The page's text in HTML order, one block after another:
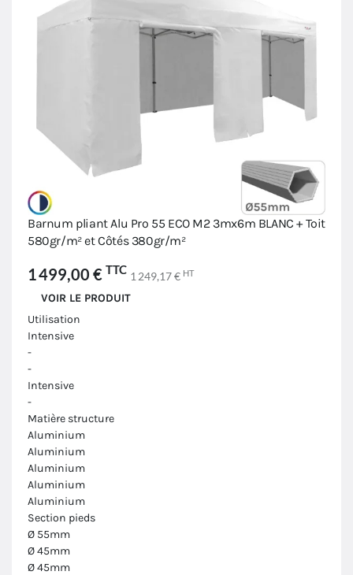
Barnum pliant Alu Pro 55 ECO M2 3mx6m BLANC + Toit
580gr/m² et Côtés 380gr/m²
1 499,00 € TTC 1 249,17 € HT
VOIR LE PRODUIT
Utilisation
Intensive
-
-
Intensive
-
Matière structure
Aluminium
Aluminium
Aluminium
Aluminium
Aluminium
Section pieds
Ø 55mm
Ø 45mm
Ø 45mm